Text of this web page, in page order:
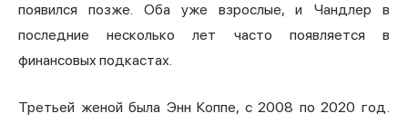
появился позже. Оба уже взрослые, и Чандлер в
последние несколько лет часто появляется в
финансовых подкастах.
Третьей женой была Энн Коппе, с 2008 по 2020 год.